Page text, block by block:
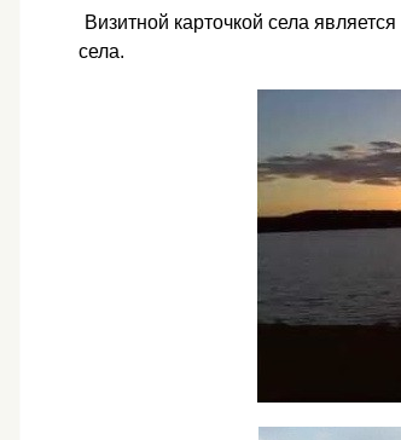
Визитной карточкой села является
села.